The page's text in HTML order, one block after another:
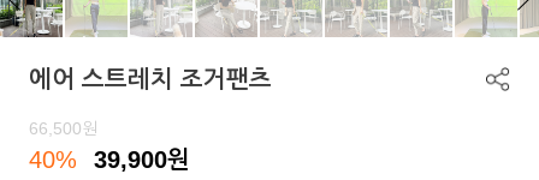
에어 스트레치 조거팬츠
66,500원
40% 39,900원